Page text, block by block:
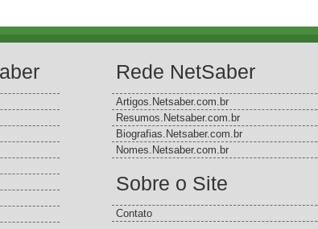
Rede NetSaber
Artigos.Netsaber.com.br
Resumos.Netsaber.com.br
Biografias.Netsaber.com.br
Nomes.Netsaber.com.br
Sobre o Site
Contato